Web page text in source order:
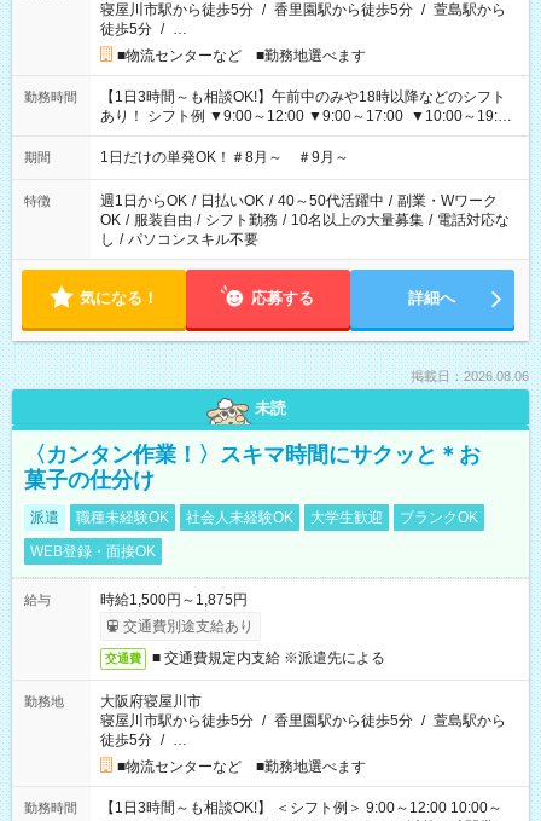
寝屋川市駅から徒歩5分 / 香里園駅から徒歩5分 / 萱島駅から
徒歩5分 / …
■物流センターなど ■勤務地選べます
勤務時間
【1日3時間～も相談OK!】午前中のみや18時以降などのシフト
あり！ シフト例 ▼9:00～12:00 ▼9:00～17:00 ▼10:00～19:00
▼18:00～21:00
期間 1日だけの単発OK！＃8月～ ＃9月～
特徴 週1日からOK / 日払いOK / 40～50代活躍中 / 副業・Wワーク
OK / 服装自由 / シフト勤務 / 10名以上の大量募集 / 電話対応な
し / パソコンスキル不要
気になる！ 応募する 詳細へ
掲載日：2026.08.06
未読
〈カンタン作業！〉スキマ時間にサクッと＊お
菓子の仕分け
派遣 職種未経験OK 社会人未経験OK 大学生歓迎
ブランクOK
WEB登録・面接OK
給与
時給1,500円～1,875円
交通費別途支給あり
交通費 ■ 交通費規定内支給 ※派遣先による
勤務地
大阪府寝屋川市
寝屋川市駅から徒歩5分 / 香里園駅から徒歩5分 / 萱島駅から
徒歩5分 / …
■物流センターなど ■勤務地選べます
勤務時間
【1日3時間～も相談OK!】 ＜シフト例＞ 9:00～12:00 10:00～